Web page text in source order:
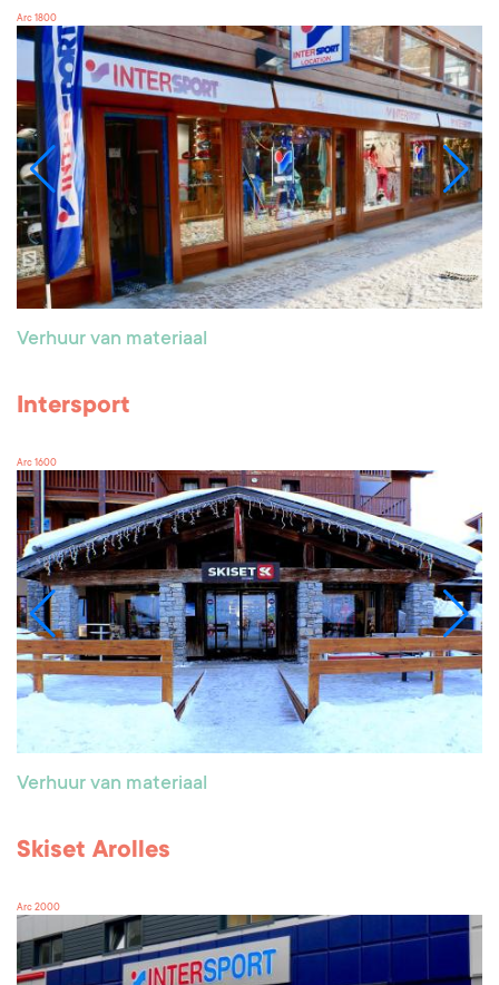
Arc 1800
Verhuur van materiaal
Intersport
Arc 1600
Verhuur van materiaal
Skiset Arolles
Arc 2000